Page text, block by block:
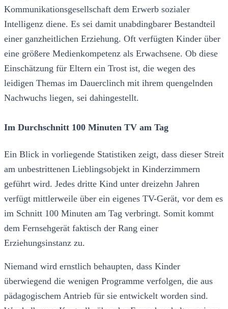
Kommunikationsgesellschaft dem Erwerb sozialer
Intelligenz diene. Es sei damit unabdingbarer Bestandteil
einer ganzheitlichen Erziehung. Oft verfügten Kinder über
eine größere Medienkompetenz als Erwachsene. Ob diese
Einschätzung für Eltern ein Trost ist, die wegen des
leidigen Themas im Dauerclinch mit ihrem quengelnden
Nachwuchs liegen, sei dahingestellt.
Im Durchschnitt 100 Minuten TV am Tag
Ein Blick in vorliegende Statistiken zeigt, dass dieser Streit
am unbestrittenen Lieblingsobjekt in Kinderzimmern
geführt wird. Jedes dritte Kind unter dreizehn Jahren
verfügt mittlerweile über ein eigenes TV-Gerät, vor dem es
im Schnitt 100 Minuten am Tag verbringt. Somit kommt
dem Fernsehgerät faktisch der Rang einer
Erziehungsinstanz zu.
Niemand wird ernstlich behaupten, dass Kinder
überwiegend die wenigen Programme verfolgen, die aus
pädagogischem Antrieb für sie entwickelt worden sind.